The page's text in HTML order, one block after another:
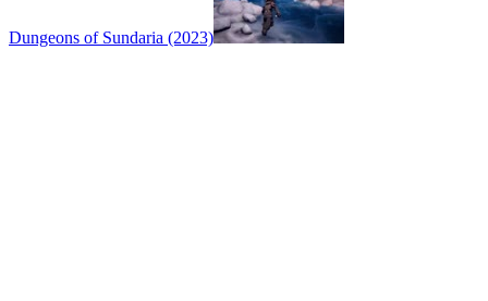
Dungeons of Sundaria (2023)